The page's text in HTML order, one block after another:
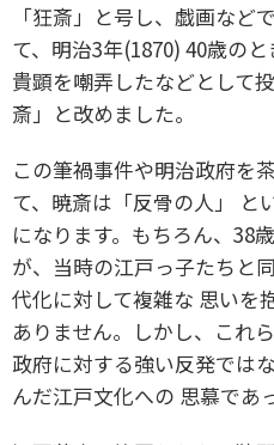
「狂斎」と号し、戯画など
て、明治3年(1870) 40歳の
貴顕を嘲弄したなどとして
斎」と改めました。
この筆禍事件や明治政府を
て、暁斎は「反骨の人」 と
になります。もちろん、38
が、当時の江戸っ子たちと
代化に対して複雑な 思いを
ありません。しかし、これ
政府に対する強い反発では
んだ江戸文化への 思慕であ